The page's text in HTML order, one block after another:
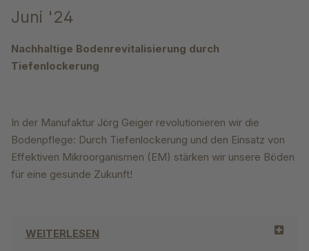
Juni '24
Nachhaltige Bodenrevitalisierung durch
Tiefenlockerung
In der Manufaktur Jörg Geiger revolutionieren wir die
Bodenpflege: Durch Tiefenlockerung und den Einsatz von
Effektiven Mikroorganismen (EM) stärken wir unsere Böden
für eine gesunde Zukunft!
WEITERLESEN